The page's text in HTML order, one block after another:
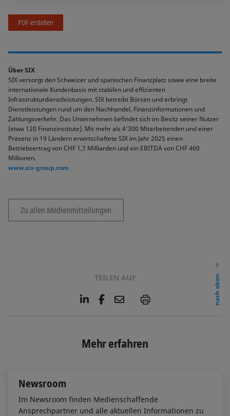
PDF erstellen
Über SIX
SIX versorgt den Schweizer und spanischen Finanzplatz sowie eine breite
internationale Kundenbasis mit stabilen und effizienten
Infrastrukturdienstleistungen. SIX betreibt Börsen und erbringt
Dienstleistungen rund um den Nachhandel, Finanzinformationen und
Zahlungsverkehr. Das Unternehmen befindet sich im Besitz seiner Nutzer
(etwa 120 Finanzinstitute). Mit mehr als 4’300 Mitarbeitenden und einer
Präsenz in 19 Ländern erwirtschaftete SIX im Jahr 2025 einen
Betriebsertrag von CHF 1,7 Milliarden und ein EBITDA von CHF 460
Millionen.
www.six-group.com
Zu allen Medienmitteilungen
TEILEN AUF
L
e
d
F
o
E
l
P
nach oben
Mehr erfahren
Newsroom
Im Newsroom finden Medienschaffende
Ansprechpartner und alle aktuellen Informationen zu